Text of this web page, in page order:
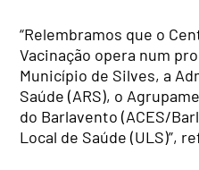
“Relembramos que o
Vacinação opera num
Município de Silves, a
Saúde (ARS), o
do Barlavento (ACES/
Local de Saúde (ULS)”,